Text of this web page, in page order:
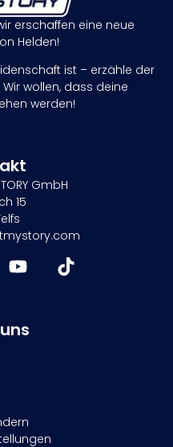
erschaffen eine neue
Helden!
ist – erzähle der
wollen, dass deine
werden!
GmbH
15